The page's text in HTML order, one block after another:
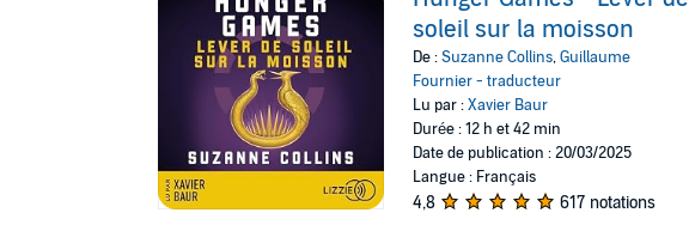
soleil sur la moisson
De :Suzanne Collins,Guillaume
Fournier - traducteur
Lu par :Xavier Baur
Durée : 12 h et 42 min
Date de publication : 20/03/2025
Langue : Français
4,8 617 notations